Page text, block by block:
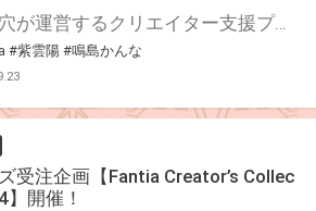
虎の穴が運営するクリエイター支援プラットフォーム「Fantia(ファンティア)」 Fantiaはイラスト・漫画・小説・コスプレ・音楽・映像作品など、各方面で活躍されている クリエイターの皆さまを応援する、クリエイター支援プラットフォームです。 そして、Fantiaにて活動されている注目クリエイターの作品をグッズ化する特別企画 「Fantia Creator’s Collection」5回目を開催いたします！ 今回は3名のクリエイターをピックアップ！Fantia公式ショップにて期間限定で受注販売を行います！ 期間限定の受注グッズとなっておりますので、この機会をお見逃しなく是非お求め下さい！！
#紫雲陽 #鳴島かんな
受注企画【Fantia Creator’s Collec
】開催！